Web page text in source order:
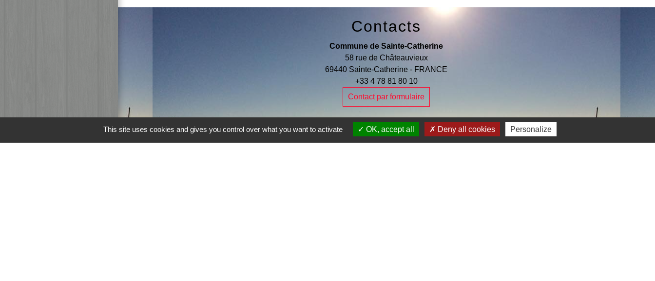
Contacts
Commune de Sainte-Catherine
58 rue de Châteauvieux
69440 Sainte-Catherine - FRANCE
+33 4 78 81 80 10
Contact par formulaire
This site uses cookies and gives you control over what you want to activate OK, accept all Deny all cookies Personalize